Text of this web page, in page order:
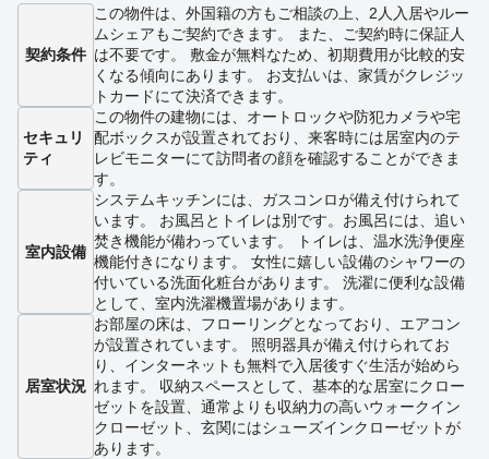
契約条件
この物件は、外国籍の方もご相談の上、2人入居やルー
ムシェアもご契約できます。 また、ご契約時に保証人
は不要です。 敷金が無料なため、初期費用が比較的安
くなる傾向にあります。 お支払いは、家賃がクレジッ
トカードにて決済できます。
セキュリ
ティ
この物件の建物には、オートロックや防犯カメラや宅
配ボックスが設置されており、来客時には居室内のテ
レビモニターにて訪問者の顔を確認することができま
す。
室内設備
システムキッチンには、ガスコンロが備え付けられて
います。 お風呂とトイレは別です。お風呂には、追い
焚き機能が備わっています。 トイレは、温水洗浄便座
機能付きになります。 女性に嬉しい設備のシャワーの
付いている洗面化粧台があります。 洗濯に便利な設備
として、室内洗濯機置場があります。
居室状況
お部屋の床は、フローリングとなっており、エアコン
が設置されています。 照明器具が備え付けられてお
り、インターネットも無料で入居後すぐ生活が始めら
れます。 収納スペースとして、基本的な居室にクロー
ゼットを設置、通常よりも収納力の高いウォークイン
クローゼット、玄関にはシューズインクローゼットが
あります。